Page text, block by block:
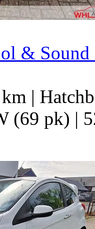
& Sound
|
(69 pk) |